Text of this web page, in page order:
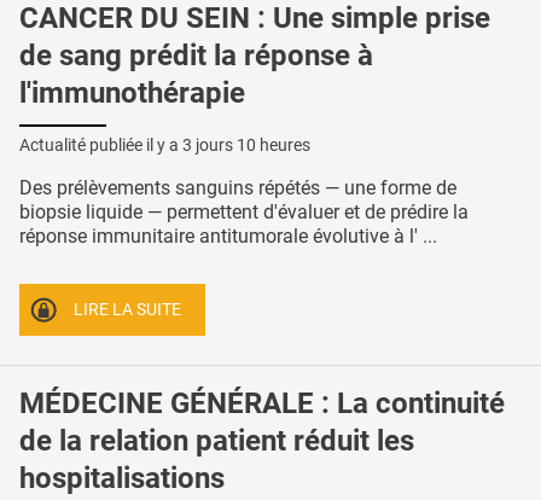
CANCER DU SEIN : Une simple prise
de sang prédit la réponse à
l'immunothérapie
Actualité publiée il y a 3 jours 10 heures
Des prélèvements sanguins répétés — une forme de
biopsie liquide — permettent d'évaluer et de prédire la
réponse immunitaire antitumorale évolutive à l' ...
LIRE LA SUITE
MÉDECINE GÉNÉRALE : La continuité
de la relation patient réduit les
hospitalisations